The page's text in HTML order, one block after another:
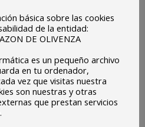
Vídeo 2 de la Semana
Cultural 2020
básica sobre las cookies
de la entidad:
DE OLIVENZA
es un pequeño archivo
en tu ordenador,
vez que visitas nuestra
son nuestras y otras
que prestan servicios